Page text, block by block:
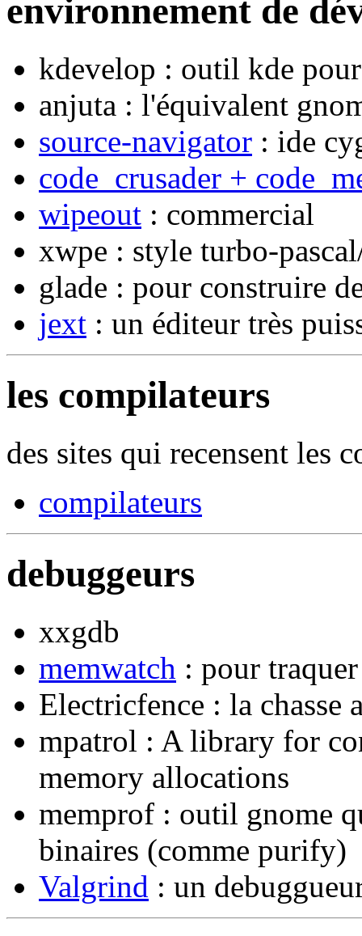
environnement de
kdevelop : outil kde
anjuta : l'équivalent
source-navigator : ide
code_crusader +
wipeout : commercial
xwpe : style turbo-
glade : pour construire
jext : un éditeur très
les compilateurs
des sites qui recensent les
compilateurs
debuggeurs
xxgdb
memwatch : pour
Electricfence : la chasse
mpatrol : A library for
memory allocations
memprof : outil gnome
binaires (comme purify)
Valgrind : un